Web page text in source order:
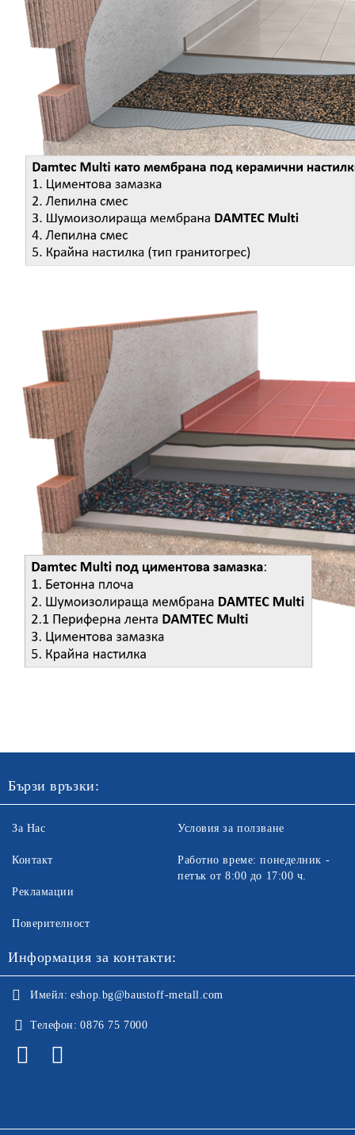
Бързи връзки:
За Нас
Контакт
Рекламации
Поверителност
Условия за ползване
Работно време: понеделник -
петък от 8:00 до 17:00 ч.
Информация за контакти:
Имейл: eshop.bg@baustoff-metall.com
Телефон: 0876 75 7000